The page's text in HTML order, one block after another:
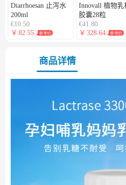
Diarrhoesan 止泻水
200ml
€10.50
￥ 82.55 参考价
Innovall 植物乳
胶囊28粒
€41.80
￥ 328.64 参考价
商品详情